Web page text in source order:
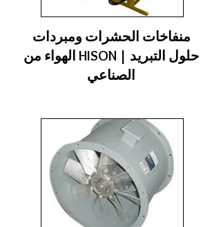
منفاخات الحشرات ومبردات
الهواء من HISON | حلول التبريد
الصناعي